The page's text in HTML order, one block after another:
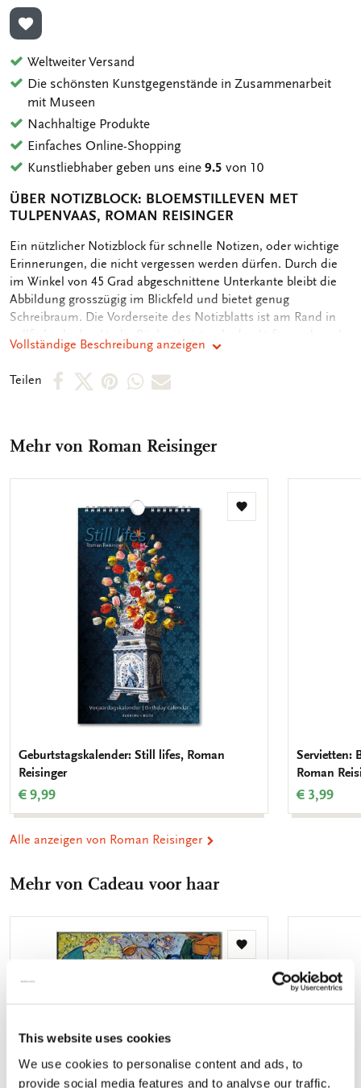
This website uses cookies
We use cookies to personalise content and ads, to
provide social media features and to analyse our traffic.
ZUR WUNSCHLISTE HINZUFÜGEN
Weltweiter Versand
Die schönsten Kunstgegenstände in Zusammenarbeit
mit Museen
Nachhaltige Produkte
Einfaches Online-Shopping
Kunstliebhaber geben uns eine9.5 von 10
ÜBER NOTIZBLOCK: BLOEMSTILLEVEN MET
TULPENVAAS, ROMAN REISINGER
OMSCHRIJVING
Ein nützlicher Notizblock für schnelle Notizen, oder wichtige
Erinnerungen, die nicht vergessen werden dürfen. Durch die
im Winkel von 45 Grad abgeschnittene Unterkante bleibt die
Abbildung grosszügig im Blickfeld und bietet genug
Schreibraum. Die Vorderseite des Notizblatts ist am Rand in
vollfarbig bedruckt, die Rückseite ist unbedruckt für noch mehr
Schreibraum. Die einzelnen Notizblätter sind sicher
zusammengeklebt und doch einfach, ohne Risse, vom Block
abtrennbar.
Vollständige Beschreibung anzeigen
Teilen
Per Per Per PerPer
teilen
Mehr von Roman Reisinger
Zur
Geburtstagskalender: Still lifes, Roman
Reisinger
€ 9,99
Servietten:
Roman
€ 3,99
Alle anzeigen von Roman Reisinger
Mehr von Cadeau voor haar
Zur
hinzufügen